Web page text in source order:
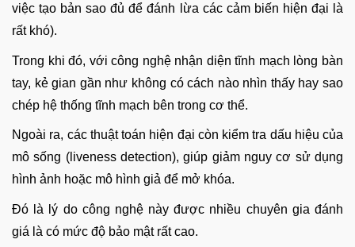
việc tạo bản sao đủ để đánh lừa các cảm biến hiện đại là
rất khó).
Trong khi đó, với công nghệ nhận diện tĩnh mạch lòng bàn
tay, kẻ gian gần như không có cách nào nhìn thấy hay sao
chép hệ thống tĩnh mạch bên trong cơ thể.
Ngoài ra, các thuật toán hiện đại còn kiểm tra dấu hiệu của
mô sống (liveness detection), giúp giảm nguy cơ sử dụng
hình ảnh hoặc mô hình giả để mở khóa.
Đó là lý do công nghệ này được nhiều chuyên gia đánh
giá là có mức độ bảo mật rất cao.